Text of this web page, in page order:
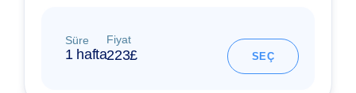
Süre
1 hafta
Fiyat
223£ SEÇ